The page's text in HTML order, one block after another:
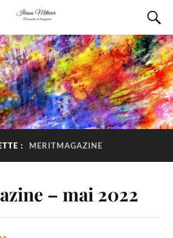
: MERITMAGAZINE
– mai 2022